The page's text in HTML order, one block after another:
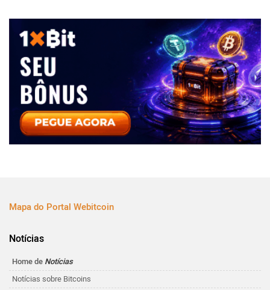
Mapa do Portal Webitcoin
Notícias
Home de Notícias
Notícias sobre Bitcoins